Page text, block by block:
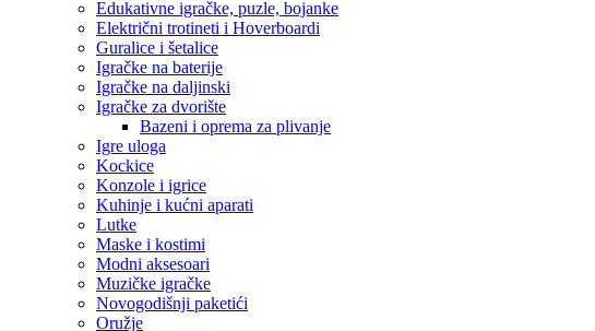
Edukativne igračke, puzle, bojanke
Električni trotineti i Hoverboardi
Guralice i šetalice
Igračke na baterije
Igračke na daljinski
‎Igračke za dvorište
Bazeni i oprema za plivanje
Igre uloga
Kockice
Konzole i igrice
Kuhinje i kućni aparati
Lutke
Maske i kostimi
Modni aksesoari
Muzičke igračke
Novogodišnji paketići
Oružje